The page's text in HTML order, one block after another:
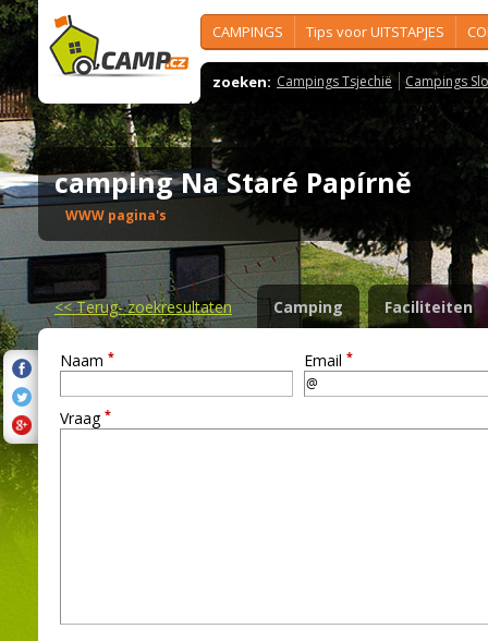
CAMPINGS Tips voor UITSTAPJES
zoeken: Campings Tsjechië Campings
camping Na Staré Papírně
WWW pagina's
<<Terug- zoekresultaten Camping Faciliteiten
Naam * Email *
Vraag *